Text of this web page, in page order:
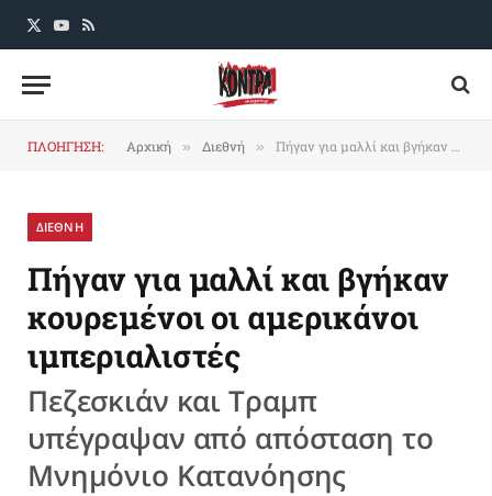
X
YouTube
RSS
ΠΛΟΗΓΗΣΗ: Αρχική » Διεθνή » Πήγαν για μαλλί και βγήκαν κουρεμένοι οι αμερικάνοι ιμπεριαλιστές
ΔΙΕΘΝΗ
Πήγαν για μαλλί και βγήκαν
κουρεμένοι οι αμερικάνοι
ιμπεριαλιστές
Πεζεσκιάν και Τραμπ
υπέγραψαν από απόσταση το
Μνημόνιο Κατανόησης